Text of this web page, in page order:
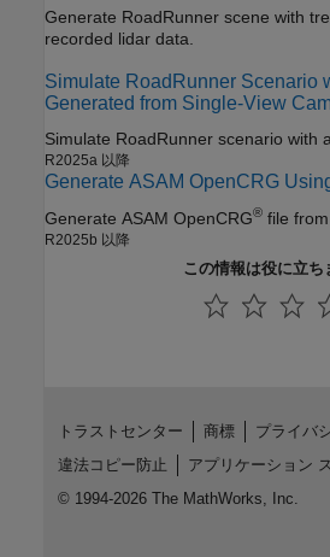
Generate RoadRunner scene with
recorded lidar data.
Simulate RoadRunner Scenario
Generated from Single-View
Simulate RoadRunner scenario with
R2025a 以降
Generate ASAM OpenCRG
Generate ASAM OpenCRG® file
R2025b 以降
この情報は役に立ち
トラストセンター 商標
プライバ
違法コピー防止
アプリケーション
© 1994-2026 The MathWorks, Inc.